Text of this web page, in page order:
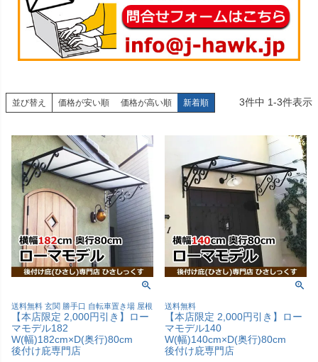
並び替え 価格が安い順 価格が高い順 新着順 3件中 1-3件表示
送料無料 玄関 勝手口 自転車置き場 屋根
【本店限定 2,000円引き】ロー
マモデル182
W(幅)182cm×D(奥行)80cm
後付け庇専門店
送料無料
【本店限定 2,000円引き】ロー
マモデル140
W(幅)140cm×D(奥行)80cm
後付け庇専門店